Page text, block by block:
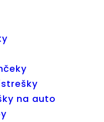
na auto